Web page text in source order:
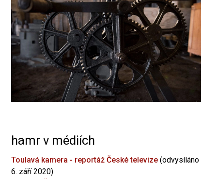
hamr v médiích
Toulavá kamera - reportáž České televize (odvysíláno
6. září 2020)